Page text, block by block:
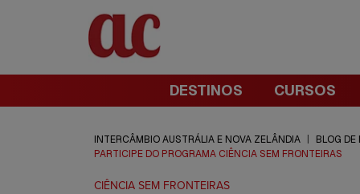
DESTINOS CURSOS
INTERCÂMBIO AUSTRÁLIA E NOVA ZELÂNDIA BLOG
PARTICIPE DO PROGRAMA CIÊNCIA SEM FRONTEIRAS
CIÊNCIA SEM FRONTEIRAS